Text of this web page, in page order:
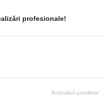
profesionale!
Articolul următor